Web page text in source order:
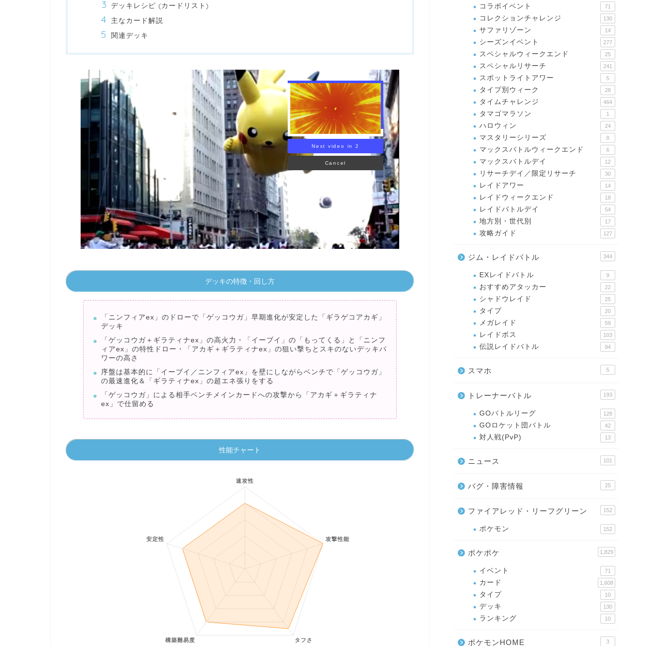
デッキレシピ (カードリスト)
主なカード解説
関連デッキ
デッキの特徴・回し方
「ニンフィアex」のドローで「ゲッコウガ」早期進化が安定した「ギラゲコアカギ」
デッキ
「ゲッコウガ＋ギラティナex」の高火力・「イーブイ」の「もってくる」と「ニンフ
ィアex」の特性ドロー・「アカギ＋ギラティナex」の狙い撃ちとスキのないデッキパ
ワーの高さ
序盤は基本的に「イーブイ／ニンフィアex」を壁にしながらベンチで「ゲッコウガ」
の最速進化＆「ギラティナex」の超エネ張りをする
「ゲッコウガ」による相手ベンチメインカードへの攻撃から「アカギ＋ギラティナ
ex」で仕留める
性能チャート
コラボイベント 71
コレクションチャレンジ 130
サファリゾーン 14
シーズンイベント 277
スペシャルウィークエンド 25
スペシャルリサーチ 241
スポットライトアワー 5
タイプ別ウィーク 28
タイムチャレンジ 464
タマゴマラソン 1
ハロウィン 24
マスタリーシリーズ 8
マックスバトルウィークエンド 6
マックスバトルデイ 12
リサーチデイ／限定リサーチ 30
レイドアワー 14
レイドウィークエンド 18
レイドバトルデイ 54
地方別・世代別 17
攻略ガイド 127
ジム・レイドバトル 344
EXレイドバトル 9
おすすめアタッカー 22
シャドウレイド 25
タイプ 20
メガレイド 59
レイドボス 103
伝説レイドバトル 94
スマホ 5
トレーナーバトル 193
GOバトルリーグ 128
GOロケット団バトル 42
対人戦(PvP) 13
ニュース 101
バグ・障害情報 25
ファイアレッド・リーフグリーン 152
ポケモン 152
ポケポケ 1,829
イベント 71
カード 1,608
タイプ 10
デッキ 130
ランキング 10
ポケモンHOME 3